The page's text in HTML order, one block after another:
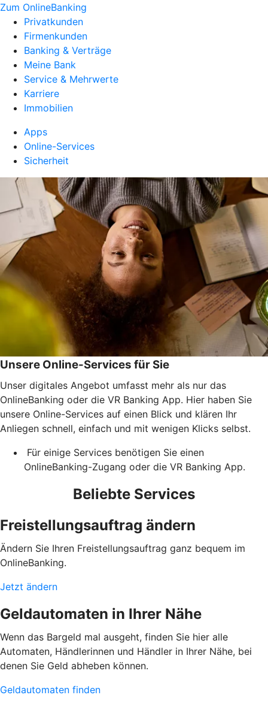
Zum OnlineBanking
Privatkunden
Firmenkunden
Banking & Verträge
Meine Bank
Service & Mehrwerte
Karriere
Immobilien
Apps
Online-Services
Sicherheit
Unsere Online-Services für Sie
Unser digitales Angebot umfasst mehr als nur das
OnlineBanking oder die VR Banking App. Hier haben Sie
unsere Online-Services auf einen Blick und klären Ihr
Anliegen schnell, einfach und mit wenigen Klicks selbst.
Für einige Services benötigen Sie einen
OnlineBanking-Zugang oder die VR Banking App.
Beliebte Services
Freistellungsauftrag ändern
Ändern Sie Ihren Freistellungsauftrag ganz bequem im
OnlineBanking.
Jetzt ändern
Geldautomaten in Ihrer Nähe
Wenn das Bargeld mal ausgeht, finden Sie hier alle
Automaten, Händlerinnen und Händler in Ihrer Nähe, bei
denen Sie Geld abheben können.
Geldautomaten finden